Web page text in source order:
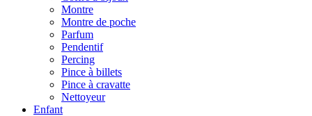
Montre
Montre de poche
Parfum
Pendentif
Percing
Pince à billets
Pince à cravatte
Nettoyeur
Enfant